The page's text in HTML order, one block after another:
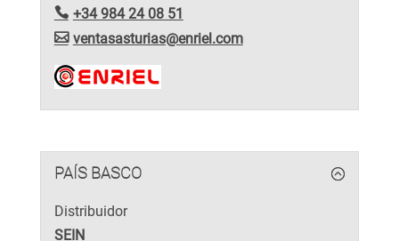
+34 984 24 08 51
ventasasturias@enriel.com
PAÍS BASCO
Distribuidor
SEIN